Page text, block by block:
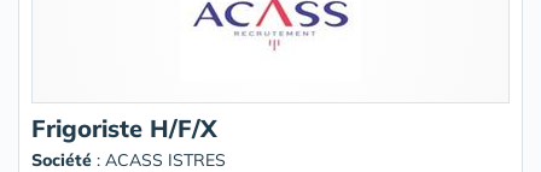
Frigoriste H/F/X
Société : ACASS ISTRES